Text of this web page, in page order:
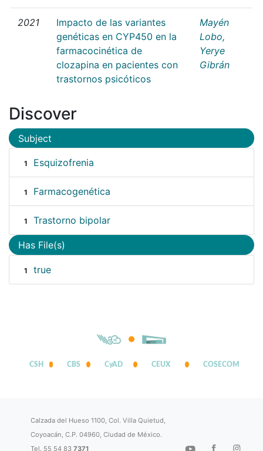
2021
Impacto de las variantes
genéticas en CYP450 en la
farmacocinética de
clozapina en pacientes con
trastornos psicóticos
Mayén
Lobo,
Yerye
Gibrán
Discover
Subject
1 Esquizofrenia
1 Farmacogenética
1 Trastorno bipolar
Has File(s)
1 true
CSH CBS CyAD CEUX COSECOM
Calzada del Hueso 1100, Col. Villa Quietud,
Coyoacán, C.P. 04960, Ciudad de México.
Tel. 55 54 837371